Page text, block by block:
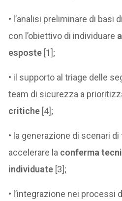
• l’analisi preliminare di basi
con l’obiettivo di individuare
esposte [1];
• il supporto al triage delle
team di sicurezza a
critiche [4];
• la generazione di scenari
accelerare la conferma
individuate [3];
• l’integrazione nei